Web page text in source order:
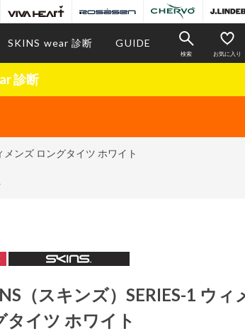
SKINS wear 診断 GUIDE
検索 お気に入り
診断
ンズ ロングタイツ ホワイト
（スキンズ）SERIES-1 ウィ
タイツ ホワイト